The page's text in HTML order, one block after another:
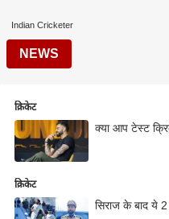
Indian Cricketer
NEWS
क्रिकेट
क्या आप टेस्ट
क्रिकेट
सिराज के बाद ये